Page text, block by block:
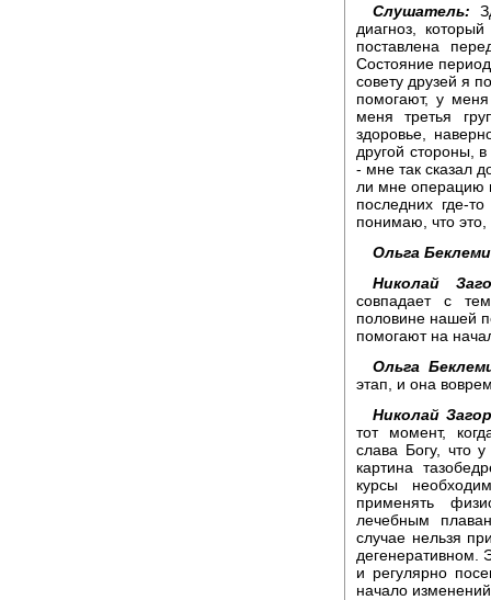
Слушатель:
диагноз,
поставлена
Состояние
совету друзей я
помогают, у
меня третья
здоровье,
другой стороны,
- мне так сказал
ли мне операцию
последних где-
понимаю, что
Ольга
Николай
совпадает с
половине нашей
помогают на
Ольга
этап, и она
Николай
тот момент,
слава Богу, что
картина
курсы
применять
лечебным
случае нельзя
дегенеративном.
и регулярно
начало